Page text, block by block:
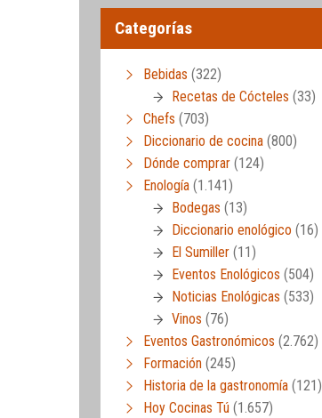
Categorías
Bebidas (322)
Recetas de Cócteles (33)
Chefs (703)
Diccionario de cocina (800)
Dónde comprar (124)
Enología (1.141)
Bodegas (13)
Diccionario enológico (16)
El Sumiller (11)
Eventos Enológicos (504)
Noticias Enológicas (533)
Vinos (76)
Eventos Gastronómicos (2.762)
Formación (245)
Historia de la gastronomía (121)
Hoy Cocinas Tú (1.657)